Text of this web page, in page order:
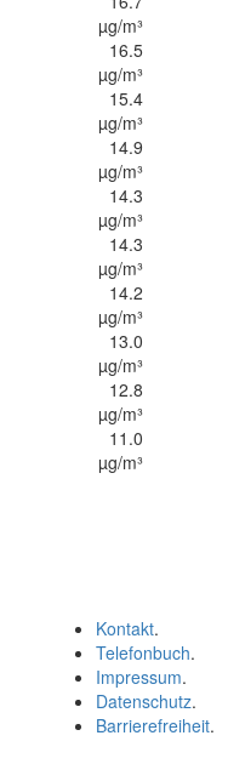
µg/m³
16.5
µg/m³
15.4
µg/m³
14.9
µg/m³
14.3
µg/m³
14.3
µg/m³
14.2
µg/m³
13.0
µg/m³
12.8
µg/m³
11.0
µg/m³
Kontakt.
Telefonbuch.
Impressum.
Datenschutz.
Barrierefreiheit.